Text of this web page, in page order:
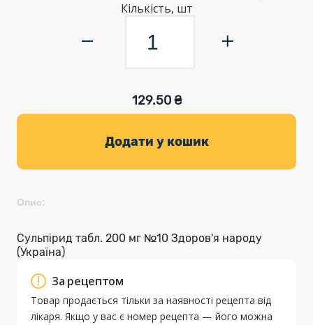
Кількість, шт
129.50 ₴
Додати у кошик
Опис:
Сульпірид табл. 200 мг №10 Здоров'я народу
(Україна)
За рецептом
Товар продається тільки за наявності рецепта від
лікаря. Якщо у вас є номер рецепта — його можна